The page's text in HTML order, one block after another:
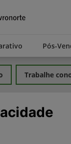
Pós-
Trabalhe